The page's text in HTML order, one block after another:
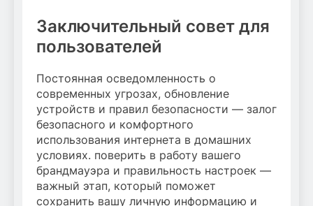
Заключительный совет для
пользователей
Постоянная осведомленность о
современных угрозах, обновление
устройств и правил безопасности — залог
безопасного и комфортного
использования интернета в домашних
условиях. поверить в работу вашего
брандмауэра и правильность настроек —
важный этап, который поможет
сохранить вашу личную информацию и